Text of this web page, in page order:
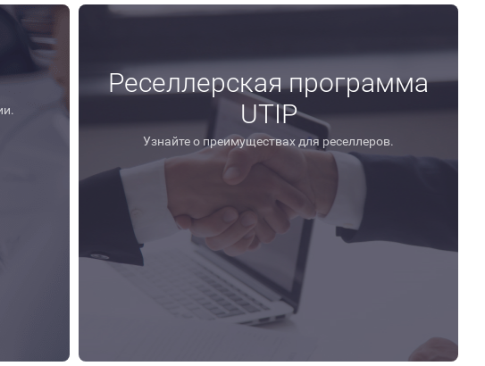
Реселлерская программа
UTIP
Узнайте о преимуществах для реселлеров.